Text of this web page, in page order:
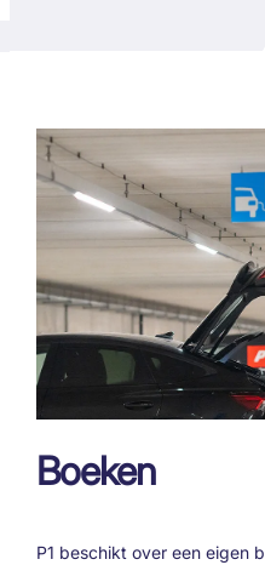
Boeken
P1 beschikt over een eigen